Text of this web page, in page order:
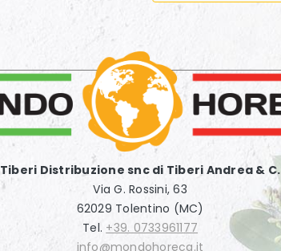
Tiberi Distribuzione snc di Tiberi Andrea & C.
Via G. Rossini, 63
62029 Tolentino (MC)
Tel. +39. 0733961177
info@mondohoreca.it